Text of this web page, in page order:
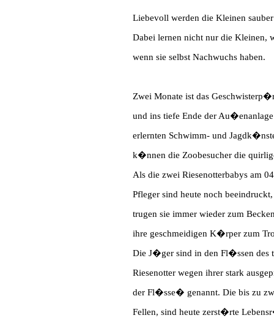
Liebevoll werden die Kleinen
Dabei lernen nicht nur die
wenn sie selbst Nachwuchs haben.
Zwei Monate ist das
und ins tiefe Ende der
erlernten Schwimm- und
k�nnen die Zoobesucher die
Als die zwei Riesenotterbabys am
Pfleger sind heute noch
trugen sie immer wieder zum
ihre geschmeidigen K�rper zum
Die J�ger sind in den Fl�ssen des
Riesenotter wegen ihrer stark
der Fl�sse� genannt. Die bis zu
Fellen, sind heute zerst�rte